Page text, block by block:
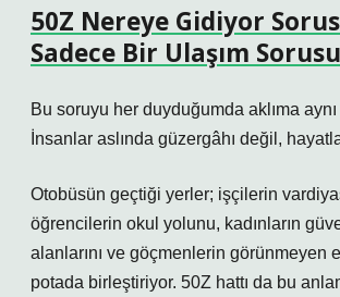
50Z Nereye Gidiyor
Sadece Bir Ulaşım
Bu soruyu her duyduğumda aklıma
İnsanlar aslında güzergâhı değil,
Otobüsün geçtiği yerler; işçilerin
öğrencilerin okul yolunu, kadınların
alanlarını ve göçmenlerin görünmeyen
potada birleştiriyor. 50Z hattı da bu